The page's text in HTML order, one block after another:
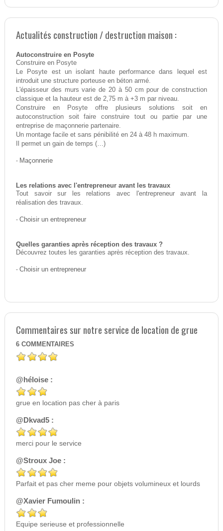
Actualités construction / destruction maison :
Autoconstruire en Posyte
Construire en Posyte
Le Posyte est un isolant haute performance dans lequel est
introduit une structure porteuse en béton armé.
L'épaisseur des murs varie de 20 à 50 cm pour de construction
classique et la hauteur est de 2,75 m à +3 m par niveau.
Construire en Posyte offre plusieurs solutions soit en
autoconstruction soit faire construire tout ou partie par une
entreprise de maçonnerie partenaire.
Un montage facile et sans pénibilité en 24 à 48 h maximum.
Il permet un gain de temps (…)
- Maçonnerie
Les relations avec l'entrepreneur avant les travaux
Tout savoir sur les relations avec l'entrepreneur avant la
réalisation des travaux.
- Choisir un entrepreneur
Quelles garanties après réception des travaux ?
Découvrez toutes les garanties après réception des travaux.
- Choisir un entrepreneur
Commentaires sur notre service de location de grue
6 COMMENTAIRES
@héloise :
grue en location pas cher à paris
@Dkvad5 :
merci pour le service
@Stroux Joe :
Parfait et pas cher meme pour objets volumineux et lourds
@Xavier Fumoulin :
Equipe serieuse et professionnelle